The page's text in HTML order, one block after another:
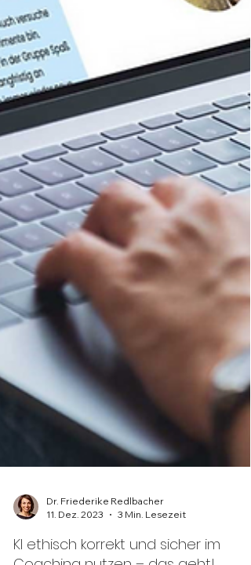
11. Dez. 2023
3 Min. Lesezeit